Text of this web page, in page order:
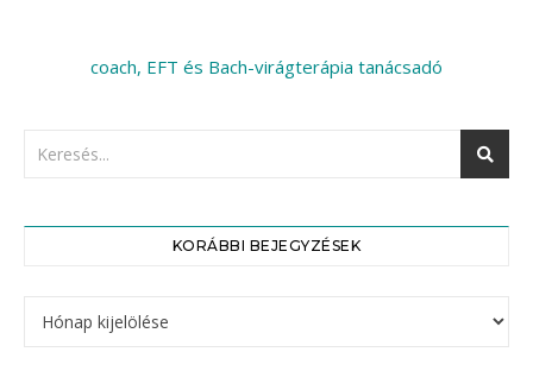
coach, EFT és Bach-virágterápia tanácsadó
KORÁBBI BEJEGYZÉSEK
Korábbi bejegyzések